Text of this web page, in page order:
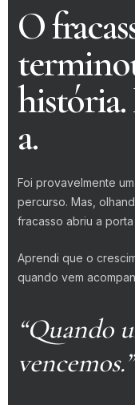
O
a.
Foi provavelmente
percurso. Mas,
fracasso abriu a
Aprendi que o
quando vem
“Quando
vencemos.”